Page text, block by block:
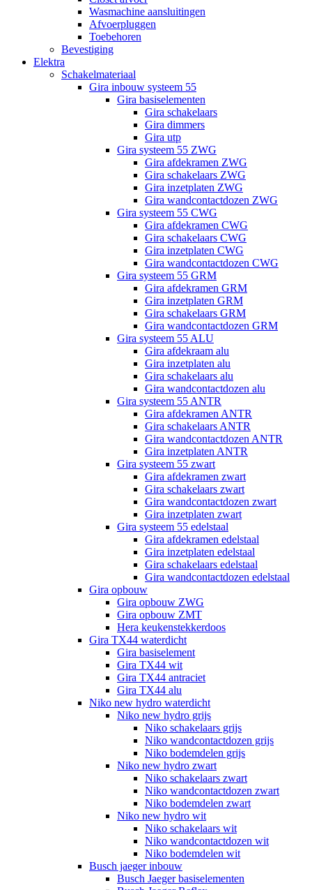
Wasmachine aansluitingen
Afvoerpluggen
Toebehoren
Bevestiging
Elektra
Schakelmateriaal
Gira inbouw systeem 55
Gira basiselementen
Gira schakelaars
Gira dimmers
Gira utp
Gira systeem 55 ZWG
Gira afdekramen ZWG
Gira schakelaars ZWG
Gira inzetplaten ZWG
Gira wandcontactdozen ZWG
Gira systeem 55 CWG
Gira afdekramen CWG
Gira schakelaars CWG
Gira inzetplaten CWG
Gira wandcontactdozen CWG
Gira systeem 55 GRM
Gira afdekramen GRM
Gira inzetplaten GRM
Gira schakelaars GRM
Gira wandcontactdozen GRM
Gira systeem 55 ALU
Gira afdekraam alu
Gira inzetplaten alu
Gira schakelaars alu
Gira wandcontactdozen alu
Gira systeem 55 ANTR
Gira afdekramen ANTR
Gira schakelaars ANTR
Gira wandcontactdozen ANTR
Gira inzetplaten ANTR
Gira systeem 55 zwart
Gira afdekramen zwart
Gira schakelaars zwart
Gira wandcontactdozen zwart
Gira inzetplaten zwart
Gira systeem 55 edelstaal
Gira afdekramen edelstaal
Gira inzetplaten edelstaal
Gira schakelaars edelstaal
Gira wandcontactdozen edelstaal
Gira opbouw
Gira opbouw ZWG
Gira opbouw ZMT
Hera keukenstekkerdoos
Gira TX44 waterdicht
Gira basiselement
Gira TX44 wit
Gira TX44 antraciet
Gira TX44 alu
Niko new hydro waterdicht
Niko new hydro grijs
Niko schakelaars grijs
Niko wandcontactdozen grijs
Niko bodemdelen grijs
Niko new hydro zwart
Niko schakelaars zwart
Niko wandcontactdozen zwart
Niko bodemdelen zwart
Niko new hydro wit
Niko schakelaars wit
Niko wandcontactdozen wit
Niko bodemdelen wit
Busch jaeger inbouw
Busch Jaeger basiselementen